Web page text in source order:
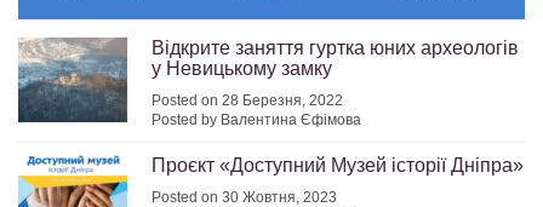
Відкрите заняття гуртка юних археологів
у Невицькому замку
Posted on 28 Березня, 2022
Posted by Валентина Єфімова
Проєкт «Доступний Музей історії Дніпра»
Posted on 30 Жовтня, 2023